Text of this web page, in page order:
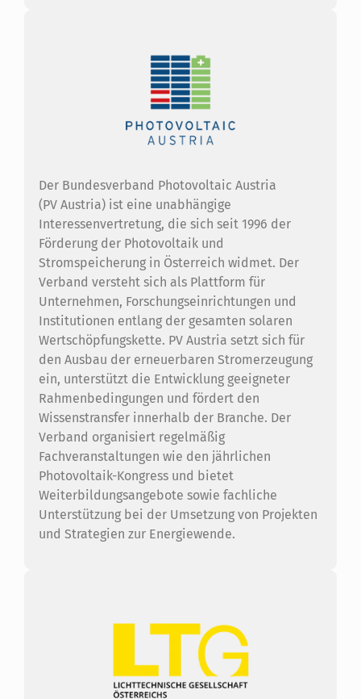
Der Bundesverband Photovoltaic Austria
(PV Austria) ist eine unabhängige
Interessenvertretung, die sich seit 1996 der
Förderung der Photovoltaik und
Stromspeicherung in Österreich widmet. Der
Verband versteht sich als Plattform für
Unternehmen, Forschungseinrichtungen und
Institutionen entlang der gesamten solaren
Wertschöpfungskette. PV Austria setzt sich für
den Ausbau der erneuerbaren Stromerzeugung
ein, unterstützt die Entwicklung geeigneter
Rahmenbedingungen und fördert den
Wissenstransfer innerhalb der Branche. Der
Verband organisiert regelmäßig
Fachveranstaltungen wie den jährlichen
Photovoltaik-Kongress und bietet
Weiterbildungsangebote sowie fachliche
Unterstützung bei der Umsetzung von Projekten
und Strategien zur Energiewende.